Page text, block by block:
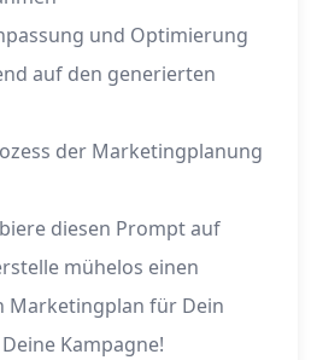
und Optimierung
auf den generierten
der Marketingplanung
diesen Prompt auf
mühelos einen
Marketingplan für Dein
Kampagne!